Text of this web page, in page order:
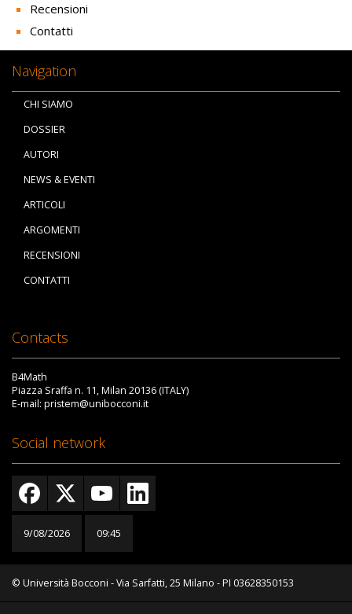
Recensioni
Contatti
Navigation
CHI SIAMO
DOSSIER
AUTORI
NEWS & EVENTI
ARTICOLI
ARGOMENTI
RECENSIONI
CONTATTI
Contacts
B4Math
Piazza Sraffa n. 11, Milan 20136 (ITALY)
E-mail: pristem@unibocconi.it
Social network
9/08/2026 09:45
© Università Bocconi - Via Sarfatti, 25 Milano - PI 03628350153